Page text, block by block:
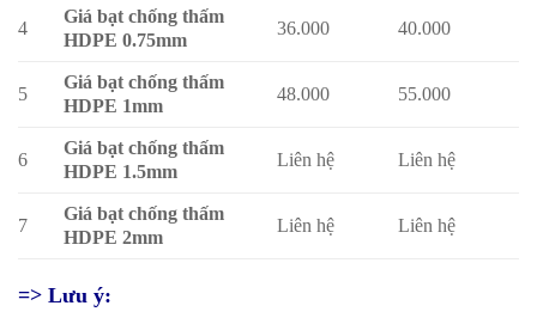
4
Giá bạt chống thấm
HDPE 0.75mm
36.000 40.000
5
Giá bạt chống thấm
HDPE 1mm
48.000 55.000
6
Giá bạt chống thấm
HDPE 1.5mm
Liên hệ Liên hệ
7
Giá bạt chống thấm
HDPE 2mm
Liên hệ Liên hệ
=> Lưu ý: